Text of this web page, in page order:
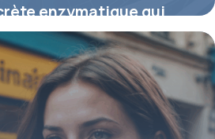
enzymatique qui
les odeurs de
un air sain chez